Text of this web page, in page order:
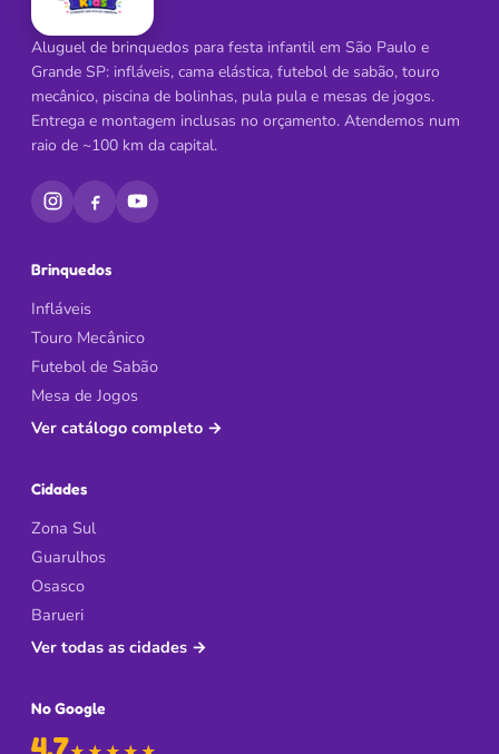
Aluguel de brinquedos para festa infantil em São Paulo e
Grande SP: infláveis, cama elástica, futebol de sabão, touro
mecânico, piscina de bolinhas, pula pula e mesas de jogos.
Entrega e montagem inclusas no orçamento. Atendemos num
raio de ~100 km da capital.
Brinquedos
Infláveis
Touro Mecânico
Futebol de Sabão
Mesa de Jogos
Ver catálogo completo →
Cidades
Zona Sul
Guarulhos
Osasco
Barueri
Ver todas as cidades →
No Google
4,7
de 5 no Google